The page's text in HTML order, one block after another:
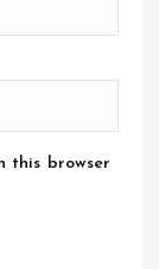
this browser